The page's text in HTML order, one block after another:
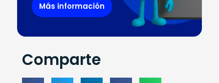
Más información
Comparte